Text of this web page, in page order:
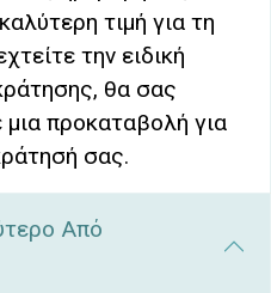
τιμή για τη
την ειδική
θα σας
προκαταβολή για
σας.
Από